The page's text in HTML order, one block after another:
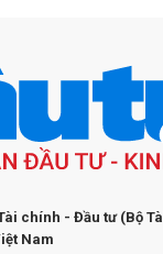
chính - Đầu tư (Bộ
Nam